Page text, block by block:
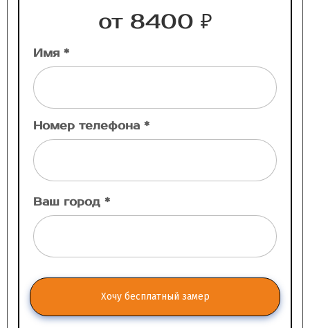
от 8400 ₽
Имя *
Номер телефона *
Ваш город *
Хочу бесплатный замер